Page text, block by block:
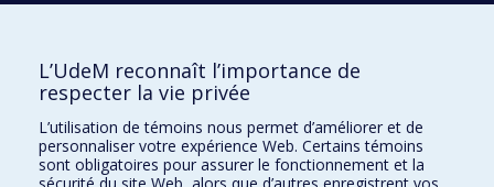
Comment soutenir le Département?
BESOIN D'AIDE?
Plan du site
Signaler une erreur
L’UdeM reconnaît l’importance de
respecter la vie privée
L’utilisation de témoins nous permet d’améliorer et de
personnaliser votre expérience Web. Certains témoins
sont obligatoires pour assurer le fonctionnement et la
sécurité du site Web, alors que d’autres enregistrent vos